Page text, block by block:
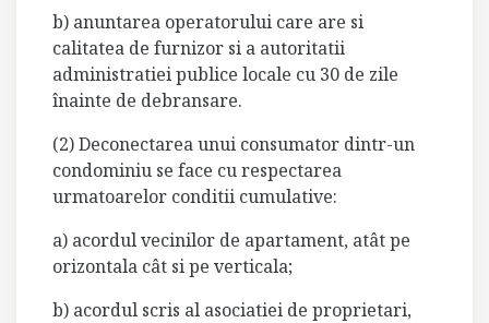
b) anuntarea operatorului care are si
calitatea de furnizor si a autoritatii
administratiei publice locale cu 30 de zile
înainte de debransare.
(2) Deconectarea unui consumator dintr-un
condominiu se face cu respectarea
urmatoarelor conditii cumulative:
a) acordul vecinilor de apartament, atât pe
orizontala cât si pe verticala;
b) acordul scris al asociatiei de proprietari,